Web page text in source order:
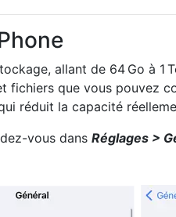
allant de 64 Go à 1
que vous pouvez
réduit la capacité
vous dans Réglages >